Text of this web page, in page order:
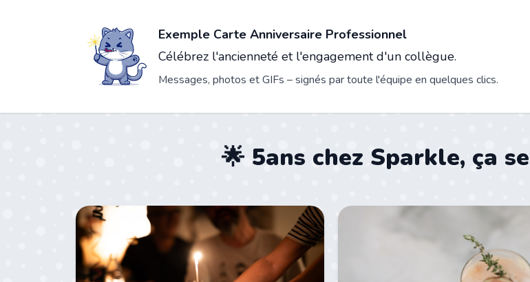
Exemple Carte Anniversaire Professionnel
Célébrez l'ancienneté et l'engagement d'un collègue.
Messages, photos et GIFs – signés par toute l'équipe en quelques clics.
🌟 5ans chez Sparkle, ça